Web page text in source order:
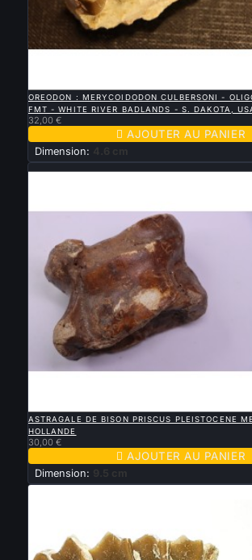
OREODON : MERYCOIDODON CULBERSONI -
FMT - WHITE RIVER BADLANDS - S. DAKOTA,
32,00 €
 AJOUTER AU PANIER
Dimension: 4.6 cm
Nouveau
ASTRAGALE DE BISON PRISCUS PLEISTOCENE
HOLLANDE
30,00 €
 AJOUTER AU PANIER
Dimension: 9.5 cm